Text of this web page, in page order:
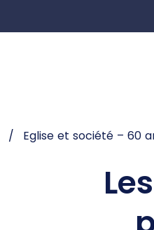
Eglise et société – 60